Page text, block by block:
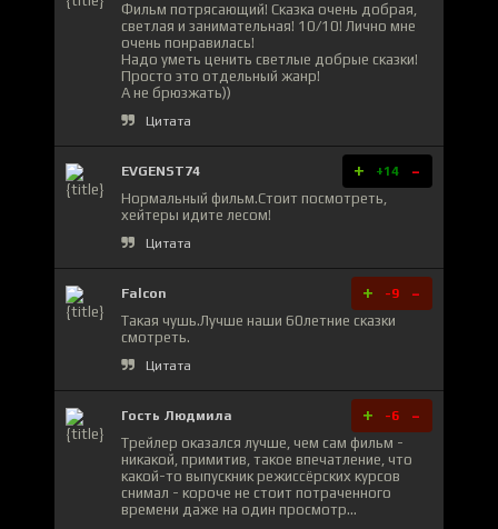
Фильм потрясающий! Сказка очень добрая,
светлая и занимательная! 10/10! Лично мне
очень понравилась!
Надо уметь ценить светлые добрые сказки!
Просто это отдельный жанр!
А не брюзжать))
Цитата
EVGENST74 + +14 -
Нормальный фильм.Стоит посмотреть,
хейтеры идите лесом!
Цитата
Falcon + -9 -
Такая чушь.Лучше наши 60летние сказки
смотреть.
Цитата
Гость Людмила + -6 -
Трейлер оказался лучше, чем сам фильм -
никакой, примитив, такое впечатление, что
какой-то выпускник режиссёрских курсов
снимал - короче не стоит потраченного
времени даже на один просмотр...